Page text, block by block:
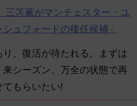
三笘薫がマンチェスター・ユ
ュフォードの後任候補」
、復活が待たれる。まずは
来シーズン、万全の状態で再
もらいたい!